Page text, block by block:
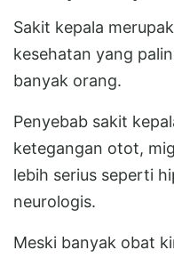
Sakit kepala
kesehatan yang
banyak orang.
Penyebab sakit
ketegangan otot,
lebih serius seperti
neurologis.
Meski banyak obat